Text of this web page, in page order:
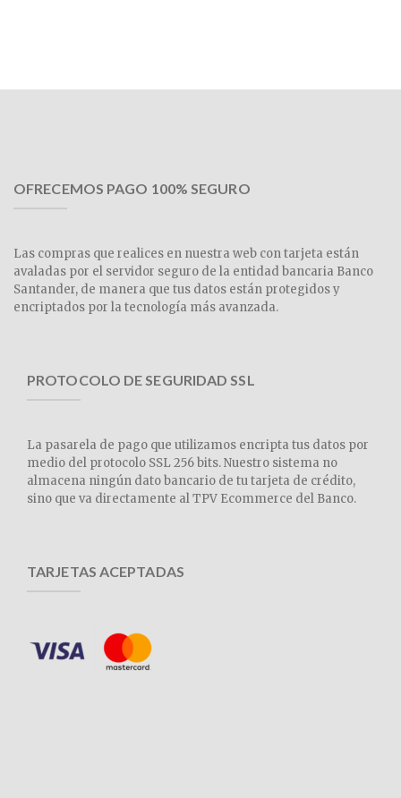
OFRECEMOS PAGO 100% SEGURO
Las compras que realices en nuestra web con tarjeta están
avaladas por el servidor seguro de la entidad bancaria Banco
Santander, de manera que tus datos están protegidos y
encriptados por la tecnología más avanzada.
PROTOCOLO DE SEGURIDAD SSL
La pasarela de pago que utilizamos encripta tus datos por
medio del protocolo SSL 256 bits. Nuestro sistema no
almacena ningún dato bancario de tu tarjeta de crédito,
sino que va directamente al TPV Ecommerce del Banco.
TARJETAS ACEPTADAS